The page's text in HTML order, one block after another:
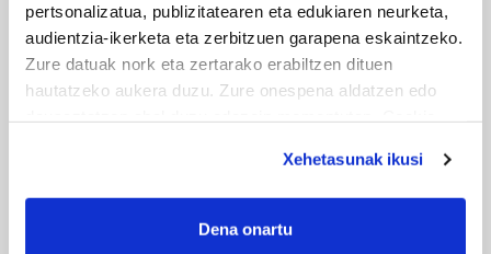
pertsonalizatua, publizitatearen eta edukiaren neurketa,
audientzia-ikerketa eta zerbitzuen garapena eskaintzeko.
Zure datuak nork eta zertarako erabiltzen dituen
hautatzeko aukera duzu. Zure onespena aldatzen edo
If you allow, we would also like to:
Collect information about your geographical
Xehetasunak ikusi
Dena onartu
MUSIKA
Odik berria ezagutzeko aukera 'KimiK' eta
'Amaaaa!' abestiekin